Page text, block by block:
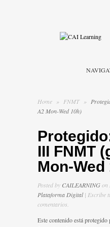
Home » FNMT »
A2 Mon-Wed 10h)
III FNMT
Mon-Wed
Posted by CAILEARNINGon
Plataforma Digital| Escribe
comentarios.
Este contenido está